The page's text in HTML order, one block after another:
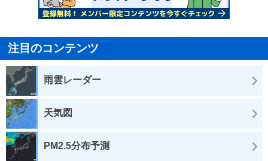
注目のコンテンツ
雨雲レーダー
天気図
PM2.5分布予測